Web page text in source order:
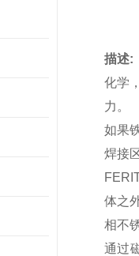
描述:
化学
力。
如果
焊接
体之
相不
通过